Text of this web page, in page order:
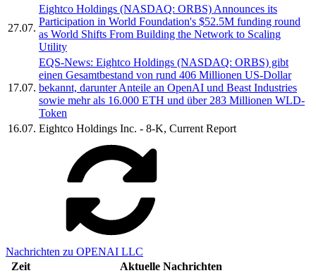
27.07.
Eightco Holdings (NASDAQ: ORBS) Announces its
Participation in World Foundation's $52.5M funding round
as World Shifts From Building the Network to Scaling
Utility
17.07.
EQS-News: Eightco Holdings (NASDAQ: ORBS) gibt
einen Gesamtbestand von rund 406 Millionen US-Dollar
bekannt, darunter Anteile an OpenAI und Beast Industries
sowie mehr als 16.000 ETH und über 283 Millionen WLD-
Token
16.07. Eightco Holdings Inc. - 8-K, Current Report
Nachrichten zu OPENAI LLC
Zeit
Aktuelle Nachrichten